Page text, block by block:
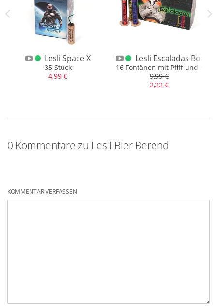
Lesli Space X
35 Stück
4,99 €
Lesli Escaladas Box
16 Fontänen mit Pfiff und
9,99 €
2,22 €
0 Kommentare zu Lesli Bier Berend
KOMMENTAR VERFASSEN